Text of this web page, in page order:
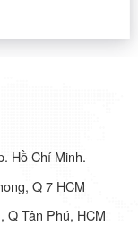
Hồ Chí Minh.
Q 7 HCM
Q Tân Phú, HCM